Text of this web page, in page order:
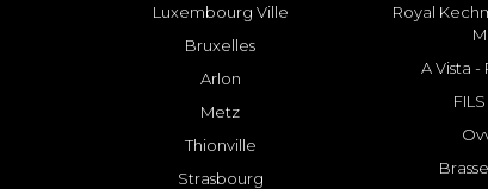
Luxembourg Ville
Bruxelles
Arlon
Metz
Thionville
Strasbourg
Royal
A Vista